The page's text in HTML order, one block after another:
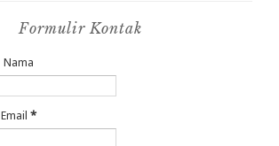
Formulir Kontak
Nama
Email *